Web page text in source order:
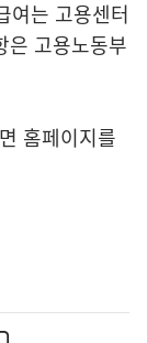
여는 고용센터
은 고용노동부
홈페이지를